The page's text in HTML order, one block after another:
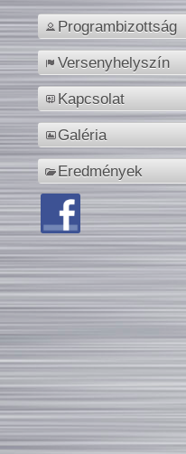
Programbizottság
Versenyhelyszín
Kapcsolat
Galéria
Eredmények